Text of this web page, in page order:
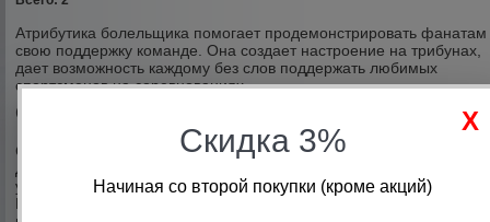
Атрибутика болельщика помогает продемонстрировать фанатам
свою поддержку команде. Она создает настроение на трибунах,
дает возможность каждому без слов поддержать любимых
спортсменов на соревнованиях.
Особенности и разновидности
Самыми важными элементами атрибутики являются шарфы.
Для отдельных видов спорта можно подобрать как
универсальные аксессуары, так и тематические атрибуты.
Использовать их можно как во время посещения спортивных
Скидка 3%
Начиная со второй покупки (кроме акций)